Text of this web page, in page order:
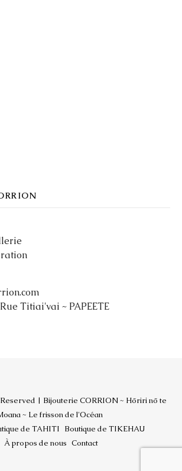
Titiai'vai ~ PAPEETE
| Bijouterie CORRION ~ Hōriri nō te
~ Le frisson de l'Océan
de TAHITI Boutique de TIKEHAU
À propos de nous Contact